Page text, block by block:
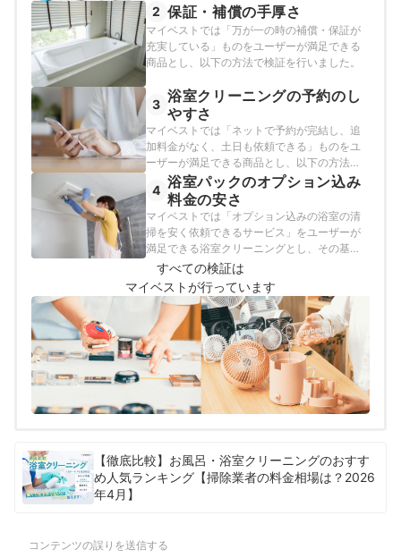
年4月6日時点の情報をもとに検証を行なって
います。
2 保証・補償の手厚さ
マイベストでは「万が一の時の補償・保証が
充実している」ものをユーザーが満足できる
商品とし、以下の方法で検証を行いました。
3 浴室クリーニングの予約のし
やすさ
マイベストでは「ネットで予約が完結し、追
加料金がなく、土日も依頼できる」ものをユ
ーザーが満足できる商品とし、以下の方法で
検証を行いました。
4 浴室パックのオプション込み
料金の安さ
マイベストでは「オプション込みの浴室の清
掃を安く依頼できるサービス」をユーザーが
満足できる浴室クリーニングとし、その基準
を最も安い料金と定めて以下の方法で検証を
行いました。なお、この項目はランキングの
総合評価には含まれておりません。2026年4
月6日時点の情報をもとに検証を行なっていま
す。
すべての検証は
マイベストが行っています
【徹底比較】お風呂・浴室クリーニングのおすす
め人気ランキング【掃除業者の料金相場は？2026
年4月】
コンテンツの誤りを送信する